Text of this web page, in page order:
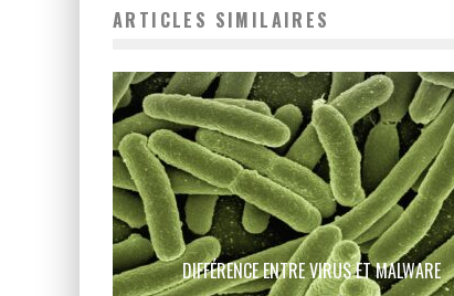
ARTICLES SIMILAIRES
DIFFÉRENCE ENTRE VIRUS ET MALWARE